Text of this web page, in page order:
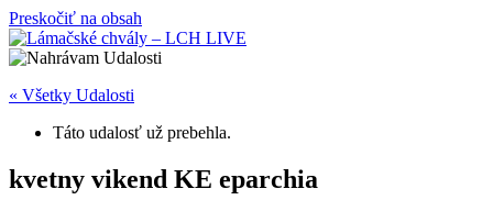
Preskočiť na obsah
« Všetky Udalosti
Táto udalosť už prebehla.
kvetny vikend KE eparchia